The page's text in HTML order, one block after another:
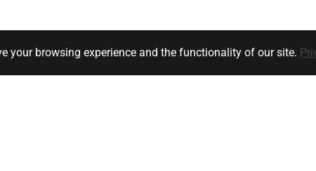
your browsing experience and the functionality of our site.